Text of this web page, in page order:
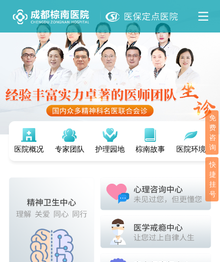
医院概况 专家团队 护理园地 棕南故事 医院环境
免
费
咨
询
快
捷
挂
号